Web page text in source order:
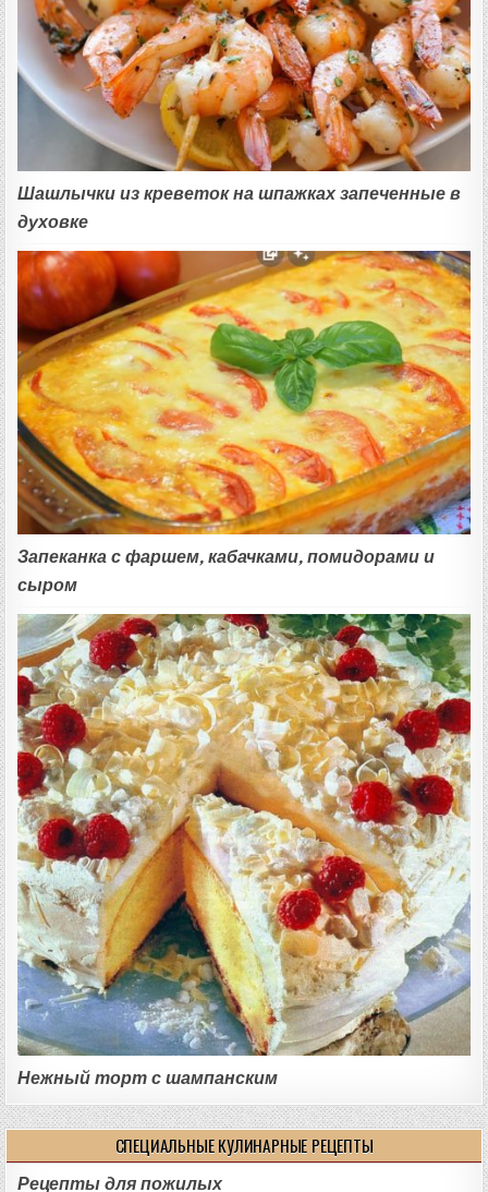
Шашлычки из креветок на шпажках запеченные в
духовке
Запеканка с фаршем, кабачками, помидорами и
сыром
Нежный торт с шампанским
СПЕЦИАЛЬНЫЕ КУЛИНАРНЫЕ РЕЦЕПТЫ
Рецепты для пожилых